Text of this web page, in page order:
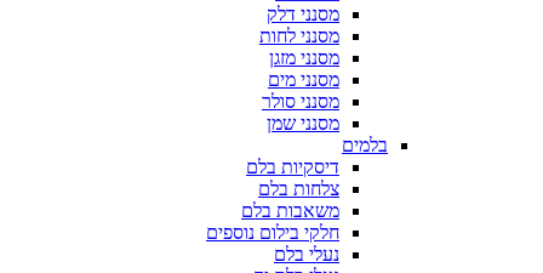
מסנני דלק
מסנני לחות
מסנני מזגן
מסנני מים
מסנני סולר
מסנני שמן
בלמים
דיסקיות בלם
צלחות בלם
משאבות בלם
חלקי בילום נוספים
נעלי בלם